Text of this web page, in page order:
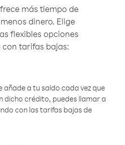
más tiempo de
dinero. Elige
flexibles opciones
tarifas bajas:
añade a tu saldo cada vez que
dicho crédito, puedes llamar a
con las tarifas bajas de